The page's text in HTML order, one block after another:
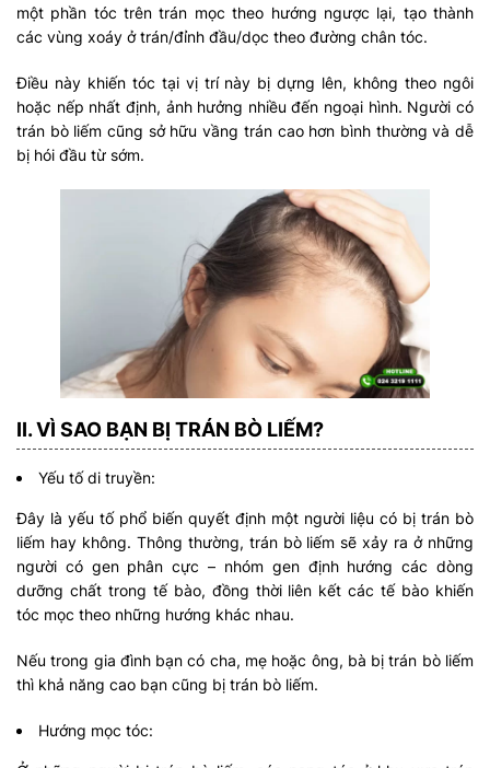
một phần tóc trên trán mọc theo hướng ngược lại, tạo thành
các vùng xoáy ở trán/đỉnh đầu/dọc theo đường chân tóc.
Điều này khiến tóc tại vị trí này bị dựng lên, không theo ngôi
hoặc nếp nhất định, ảnh hưởng nhiều đến ngoại hình. Người có
trán bò liếm cũng sở hữu vầng trán cao hơn bình thường và dễ
bị hói đầu từ sớm.
II. VÌ SAO BẠN BỊ TRÁN BÒ LIẾM?
Yếu tố di truyền:
Đây là yếu tố phổ biến quyết định một người liệu có bị trán bò
liếm hay không. Thông thường, trán bò liếm sẽ xảy ra ở những
người có gen phân cực – nhóm gen định hướng các dòng
dưỡng chất trong tế bào, đồng thời liên kết các tế bào khiến
tóc mọc theo những hướng khác nhau.
Nếu trong gia đình bạn có cha, mẹ hoặc ông, bà bị trán bò liếm
thì khả năng cao bạn cũng bị trán bò liếm.
Hướng mọc tóc: